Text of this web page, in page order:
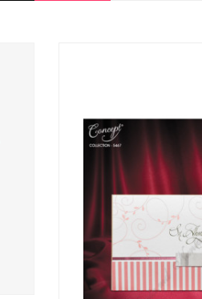
SHOWROOM
РАСПОЛОЖЕННЫЙ В
ЦЕНТРЕ СТОЛИЦЫ
Понедельник - Пятница:
9:00 - 18:00
Суббота: 9:00-17:00
Телефон: 0 (22) 922- 888
Подробно